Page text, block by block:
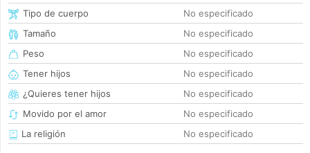
Tipo de cuerpo
No especificado
Tamaño
No especificado
Peso
No especificado
Tener hijos
No especificado
¿Quieres tener hijos
No especificado
Movido por el amor
No especificado
La religión
No especificado